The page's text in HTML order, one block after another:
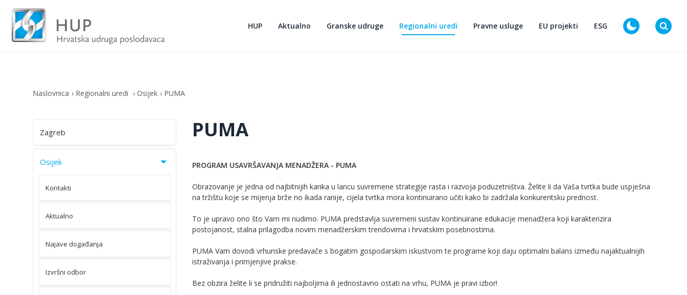
HUP Aktualno Granske udruge Regionalni uredi Pravne usluge EU projekti ESG D
Naslovnica Regionalni uredi Osijek PUMA
Zagreb
Osijek
Kontakti
Aktualno
Najave događanja
Izvršni odbor
PUMA
PROGRAM USAVRŠAVANJA MENADŽERA - PUMA
Obrazovanje je jedna od najbitnijih karika u lancu suvremene strategije rasta i razvoja poduzetništva. Želite li da Vaša tvrtka bude uspješna
na tržištu koje se mijenja brže no ikada ranije, cijela tvrtka mora kontinuirano učiti kako bi zadržala konkurentsku prednost.
To je upravo ono što Vam mi nudimo. PUMA predstavlja suvremeni sustav kontinuirane edukacije menadžera koji karakterizira
postojanost, stalna prilagodba novim menadžerskim trendovima i hrvatskim posebnostima.
PUMA Vam dovodi vrhunske predavače s bogatim gospodarskim iskustvom te programe koji daju optimalni balans između najaktualnijih
istraživanja i primjenjive prakse.
Bez obzira želite li se pridružiti najboljima ili jednostavno ostati na vrhu, PUMA je pravi izbor!